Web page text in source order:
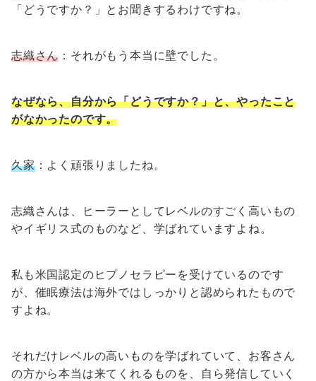
「どうですか？」とお聞きするわけですね。
志織さん ：それがもう本当に壁でした。
なぜなら、自分から「どうですか？」と、やったこと
がなかったのです。
久家：よく頑張りましたね。
志織さんは、ヒーラーとしてレベルのすごく高いもの
やイギリス式のものなど、学ばれていますよね。
私も米国認定のヒプノセラピーを受けているのです
が、催眠療法は海外ではしっかりと認められたもので
すよね。
それだけレベルの高いものを学ばれていて、お客さん
の方から本当は来てくれるものを、自ら発信していく